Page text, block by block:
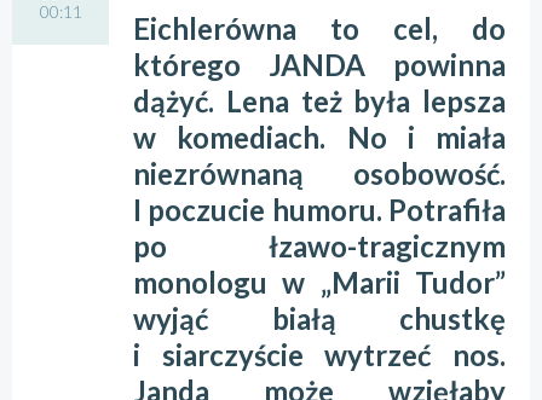
00:11
Eichlerówna to cel, do
którego JANDA powinna
dążyć. Lena też była lepsza
w komediach. No i miała
niezrównaną osobowość.
I poczucie humoru. Potrafiła
po łzawo-tragicznym
monologu w „Marii Tudor”
wyjąć białą chustkę
i siarczyście wytrzeć nos.
Janda może wzięłaby